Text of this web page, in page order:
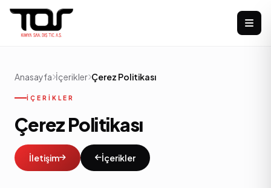
Anasayfa İçerikler Çerez Politikası
İÇERIKLER
Çerez Politikası
İletişim İçerikler